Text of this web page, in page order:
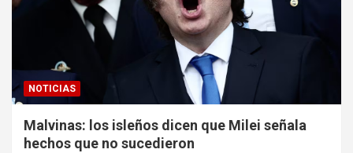
NOTICIAS
Malvinas: los isleños dicen que Milei señala
hechos que no sucedieron